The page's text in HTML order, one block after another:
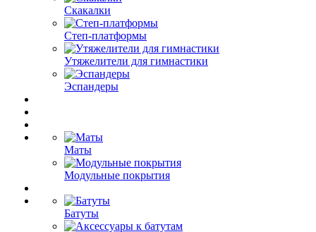
Скакалки
Степ-платформы
Утяжелители для гимнастики
Эспандеры
Маты
Модульные покрытия
Батуты